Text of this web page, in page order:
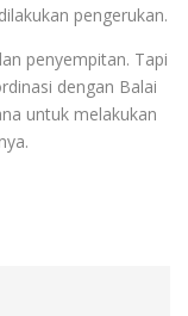
pengerukan.
penyempitan. Tapi
dengan Balai
untuk melakukan